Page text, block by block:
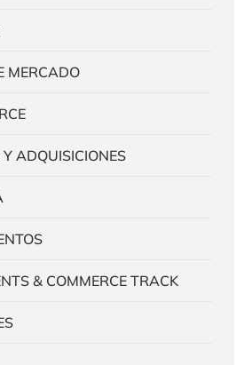
MERCADO
Y ADQUISICIONES
& COMMERCE TRACK